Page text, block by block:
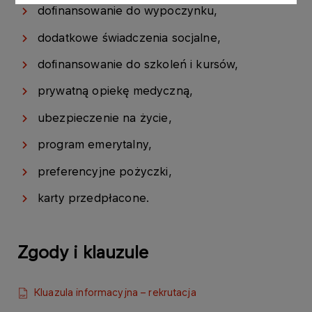
dofinansowanie do wypoczynku,
dodatkowe świadczenia socjalne,
dofinansowanie do szkoleń i kursów,
prywatną opiekę medyczną,
ubezpieczenie na życie,
program emerytalny,
preferencyjne pożyczki,
karty przedpłacone.
Zgody i klauzule
Kluazula informacyjna – rekrutacja